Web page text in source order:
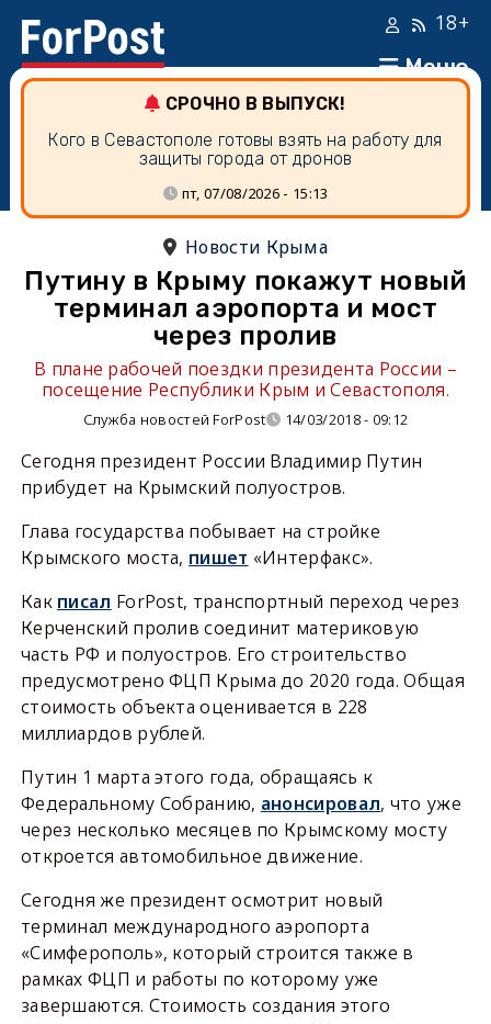
Меню
18+
СРОЧНО В ВЫПУСК!
Кого в Севастополе готовы взять на работу для
защиты города от дронов
пт, 07/08/2026 - 15:13
Новости Крыма
Путину в Крыму покажут новый
терминал аэропорта и мост
через пролив
В плане рабочей поездки президента России –
посещение Республики Крым и Севастополя.
Служба новостей ForPost 14/03/2018 - 09:12
Сегодня президент России Владимир Путин
прибудет на Крымский полуостров.
Глава государства побывает на стройке
Крымского моста, пишет «Интерфакс».
Как писал ForPost, транспортный переход через
Керченский пролив соединит материковую
часть РФ и полуостров. Его строительство
предусмотрено ФЦП Крыма до 2020 года. Общая
стоимость объекта оценивается в 228
миллиардов рублей.
Путин 1 марта этого года, обращаясь к
Федеральному Собранию, анонсировал, что уже
через несколько месяцев по Крымскому мосту
откроется автомобильное движение.
Сегодня же президент осмотрит новый
терминал международного аэропорта
«Симферополь», который строится также в
рамках ФЦП и работы по которому уже
завершаются. Стоимость создания этого